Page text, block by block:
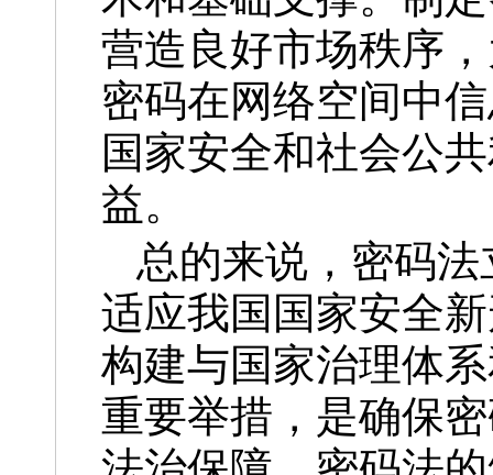
营造良好市场秩序
密码在网络空间中
国家安全和社会公
益。
总的来说，密码
适应我国国家安全
构建与国家治理体
重要举措，是确保